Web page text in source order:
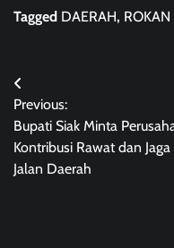
Tagged DAERAH,
Navigasi
pos
Previous:
Bupati Siak Minta
Kontribusi Rawat dan Jaga
Jalan Daerah